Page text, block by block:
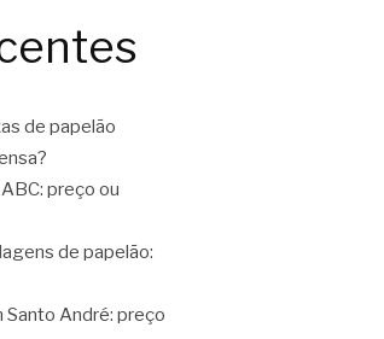
de papelão
preço ou
de papelão:
Santo André: preço